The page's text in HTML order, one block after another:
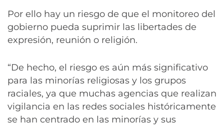
Por ello hay un riesgo de que el monitoreo del
gobierno pueda suprimir las libertades de
expresión, reunión o religión.
“De hecho, el riesgo es aún más significativo
para las minorías religiosas y los grupos
raciales, ya que muchas agencias que realizan
vigilancia en las redes sociales históricamente
se han centrado en las minorías y sus